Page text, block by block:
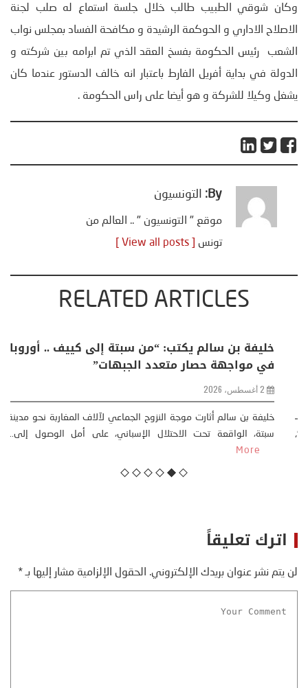
وكان شوقي الطبيب طالب خلال جلسة استماع له صلب لجنة
الاصلاح الاداري و الحوكمة الرشيدة و مكافحة الفساد بمجلس نواب
الشعب رئيس الحكومة بفسخ العقد الذي تم ابرامه بين شركته و
الدولة في بداية أفريل الفارط باعتبار انه خالف الدستور عندما كان
يشغل وكيلا للشركة و هو أيضا على راس الحكومة .
By: التونسيون
موقع " التونسيون " .. العالم من
تونس
RELATED ARTICLES
منذر بالضيافي يكتب حول: التغيرات المناخية: اكثر
من ظاهرة طبيعية .. تحول اجتماعي وحضاري (
مقاربة سوسيولوجية )
23 يوليو، 2026
كتب: منذر بالضيافي بدأت قصتي مع التغييرات المناخية ” المتطرفة”،
منذ نهاية ثمانينات القرن الماضي، حين أطردنا ...
اترك تعليقاً
لن يتم نشر عنوان بريدك الإلكتروني. الحقول الإلزامية مشار إليها بـ*